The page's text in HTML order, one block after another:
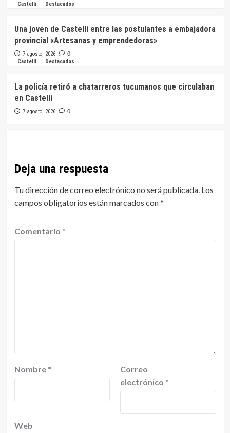
Castelli Destacados
Una joven de Castelli entre las postulantes a embajadora
provincial «Artesanas y emprendedoras»
7 agosto, 2026 0
Castelli Destacados
La policía retiró a chatarreros tucumanos que circulaban
en Castelli
7 agosto, 2026 0
Deja una respuesta
Tu dirección de correo electrónico no será publicada. Los
campos obligatorios están marcados con*
Comentario *
Nombre *
Correo
electrónico *
Web